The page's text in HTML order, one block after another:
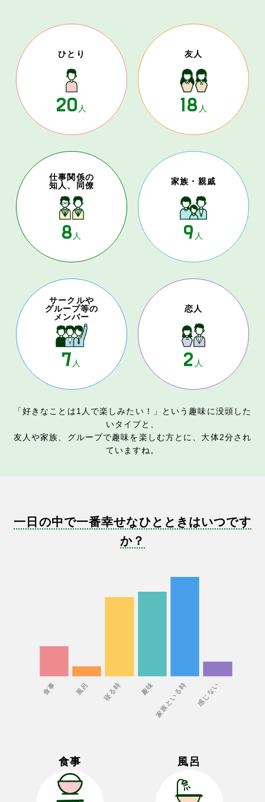
ひとり
20 人
友人
18 人
仕事関係の
知人、同僚
8 人
家族・親戚
9 人
サークルや
グループ等の
メンバー
7 人
恋人
2 人
「好きなことは1人で楽しみたい！」という趣味に没頭した
いタイプと、
友人や家族、グループで趣味を楽しむ方とに、大体2分され
ていますね。
一日の中で一番幸せなひとときはいつです
か？
食事 風呂